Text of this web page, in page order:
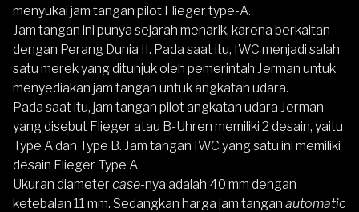
menyukai jam tangan pilot Flieger type-A.
Jam tangan ini punya sejarah menarik, karena berkaitan
dengan Perang Dunia II. Pada saat itu, IWC menjadi salah
satu merek yang ditunjuk oleh pemerintah Jerman untuk
menyediakan jam tangan untuk angkatan udara.
Pada saat itu, jam tangan pilot angkatan udara Jerman
yang disebut Flieger atau B-Uhren memiliki 2 desain, yaitu
Type A dan Type B. Jam tangan IWC yang satu ini memiliki
desain Flieger Type A.
Ukuran diameter case-nya adalah 40 mm dengan
ketebalan 11 mm. Sedangkan harga jam tangan automatic